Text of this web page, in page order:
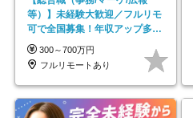
等）】未経験大歓迎／フルリモ
可で全国募集！年収アップ多数
★年休最大130日★
300～700万円
フルリモートあり